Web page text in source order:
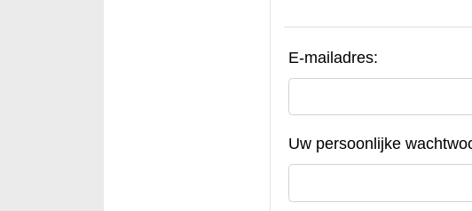
E-mailadres:
Uw persoonlijke